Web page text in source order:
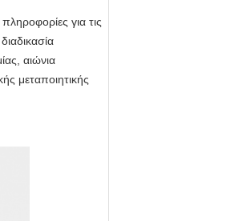
για τις
αιώνια
μεταποιητικής